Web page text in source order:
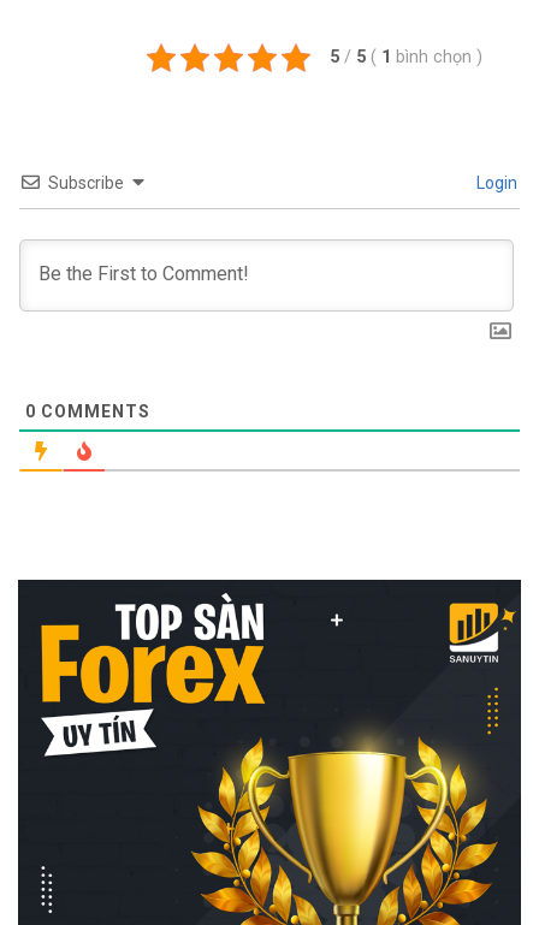
5 / 5 ( 1 bình chọn )
Subscribe Login
0 COMMENTS